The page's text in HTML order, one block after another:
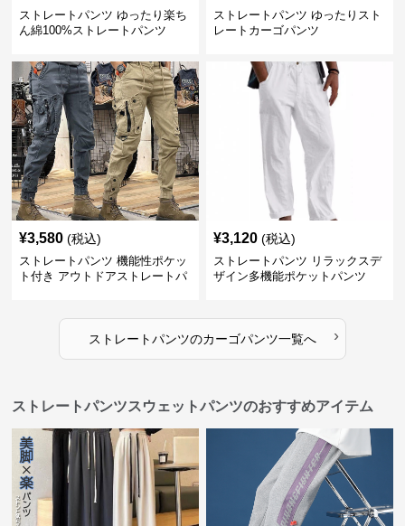
ストレートパンツ ゆったり楽ち
ん綿100%ストレートパンツ
ストレートパンツ ゆったりスト
レートカーゴパンツ
¥3,580 (税込)
ストレートパンツ 機能性ポケッ
ト付き アウトドアストレートパ
¥3,120 (税込)
ストレートパンツ リラックスデ
ザイン多機能ポケットパンツ
ストレートパンツのカーゴパンツ一覧へ ›
ストレートパンツスウェットパンツのおすすめアイテム